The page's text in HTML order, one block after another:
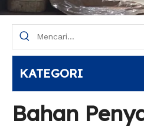
KATEGORI
Bahan